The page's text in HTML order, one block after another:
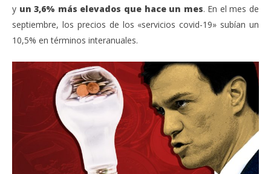
y un 3,6% más elevados que hace un mes. En el mes de
septiembre, los precios de los «servicios covid-19» subían un
10,5% en términos interanuales.